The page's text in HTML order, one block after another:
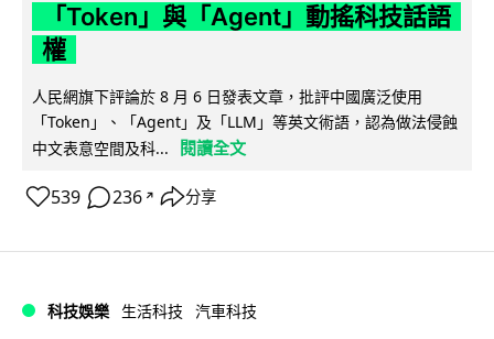
「Token」與「Agent」動搖科技話語
權
人民網旗下評論於 8 月 6 日發表文章，批評中國廣泛使用
「Token」、「Agent」及「LLM」等英文術語，認為做法侵蝕
中文表意空間及科...
閱讀全文
539 236 ↗ 分享
科技娛樂 生活科技 汽車科技